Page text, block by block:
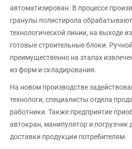
автоматизирован. В процессе
гранулы полистирола
технологической линии, на выходе
готовые строительные блоки.
преимущественно на этапах
из форм и складирования.
На новом производстве
технологи, специалисты отдела
работники. Также предприятие
автокран, манипулятор и погрузчик
доставки продукции потребителям.